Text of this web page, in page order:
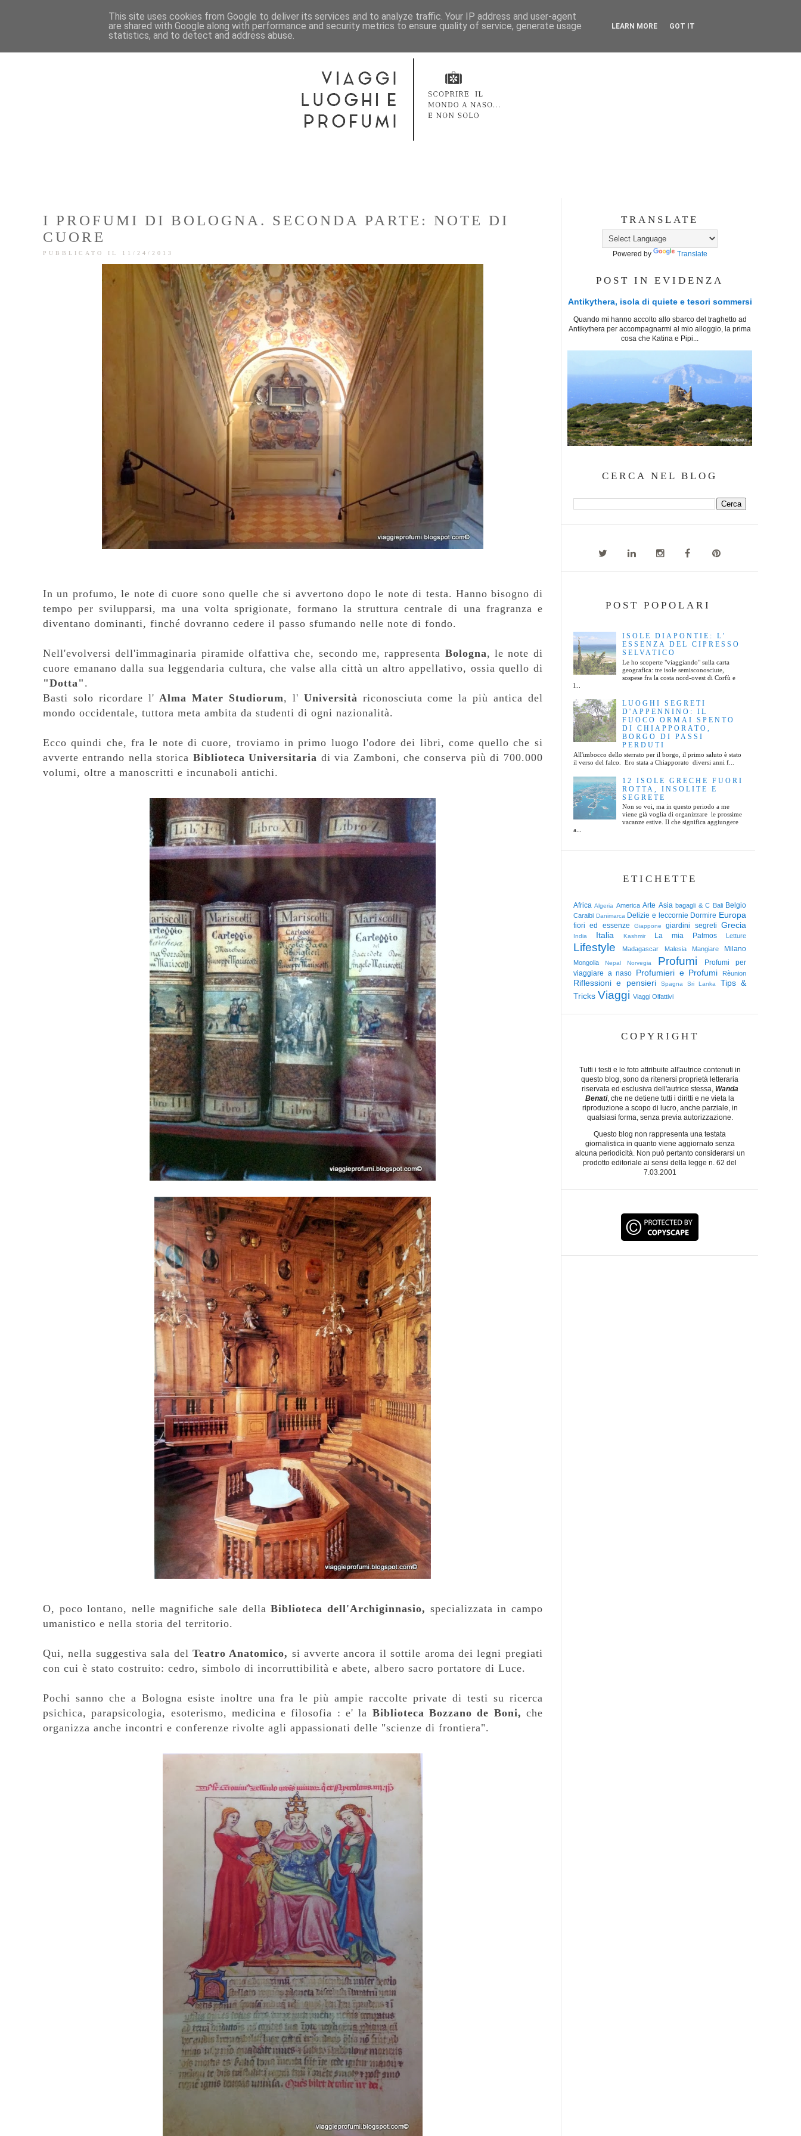
I PROFUMI DI BOLOGNA. SECONDA PARTE: NOTE DI
CUORE
PUBBLICATO IL 11/24/2013
In un profumo, le note di cuore sono quelle che si avvertono dopo le note di testa. Hanno bisogno di
tempo per svilupparsi, ma una volta sprigionate, formano la struttura centrale di una fragranza e
diventano dominanti, finché dovranno cedere il passo sfumando nelle note di fondo.
Nell'evolversi dell'immaginaria piramide olfattiva che, secondo me, rappresenta Bologna, le note di
cuore emanano dalla sua leggendaria cultura, che valse alla città un altro appellativo, ossia quello di
"Dotta" .
Basti solo ricordare l' Alma Mater Studiorum, l' Università riconosciuta come la più antica del
mondo occidentale, tuttora meta ambita da studenti di ogni nazionalità.
Ecco quindi che, fra le note di cuore, troviamo in primo luogo l'odore dei libri, come quello che si
avverte entrando nella storica Biblioteca Universitaria di via Zamboni, che conserva più di 700.000
volumi, oltre a manoscritti e incunaboli antichi.
O, poco lontano, nelle magnifiche sale dellaBiblioteca dell'Archiginnasio, specializzata in campo
umanistico e nella storia del territorio.
Qui, nella suggestiva sala del Teatro Anatomico, si avverte ancora il sottile aroma dei legni pregiati
con cui è stato costruito: cedro, simbolo di incorruttibilità e abete, albero sacro portatore di Luce.
Pochi sanno che a Bologna esiste inoltre una fra le più ampie raccolte private di testi su ricerca
psichica, parapsicologia, esoterismo, medicina e filosofia : e' la Biblioteca Bozzano de Boni, che
organizza anche incontri e conferenze rivolte agli appassionati delle "scienze di frontiera".
TRANSLATE
Powered by Translate
POST IN EVIDENZA
Antikythera, isola di quiete e tesori sommersi
Quando mi hanno accolto allo sbarco del traghetto ad
Antikythera per accompagnarmi al mio alloggio, la prima
cosa che Katina e Pipi...
CERCA NEL BLOG
POST POPOLARI
ISOLE DIAPONTIE: L'
ESSENZA DEL CIPRESSO
SELVATICO
Le ho scoperte "viaggiando" sulla carta
geografica: tre isole semisconosciute,
sospese fra la costa nord-ovest di Corfù e
l...
LUOGHI SEGRETI
D'APPENNINO: IL
FUOCO ORMAI SPENTO
DI CHIAPPORATO,
BORGO DI PASSI
PERDUTI
All'imbocco dello sterrato per il borgo, il primo saluto è stato
il verso del falco. Ero stata a Chiapporato diversi anni f...
12 ISOLE GRECHE FUORI
ROTTA, INSOLITE E
SEGRETE
Non so voi, ma in questo periodo a me
viene già voglia di organizzare le prossime
vacanze estive. Il che significa aggiungere
a...
ETICHETTE
Africa Algeria America Arte Asia bagagli & C Bali Belgio
Caraibi Danimarca Delizie e leccornie Dormire Europa
fiori ed essenze Giappone giardini segreti Grecia
India Italia Kashmir La mia Patmos Letture
Lifestyle Madagascar Malesia Mangiare Milano
Mongolia Nepal Norvegia Profumi
Profumi per
viaggiare a naso Profumieri e Profumi Rèunion
Riflessioni e pensieri Spagna Sri Lanka
Tips &
Tricks Viaggi Viaggi Olfattivi
COPYRIGHT
Tutti i testi e le foto attribuite all'autrice contenuti in
questo blog, sono da ritenersi proprietà letteraria
riservata ed esclusiva dell'autrice stessa, Wanda
Benati, che ne detiene tutti i diritti e ne vieta la
riproduzione a scopo di lucro, anche parziale, in
qualsiasi forma, senza previa autorizzazione.
Questo blog non rappresenta una testata
giornalistica in quanto viene aggiornato senza
alcuna periodicità. Non può pertanto considerarsi un
prodotto editoriale ai sensi della legge n. 62 del
7.03.2001
This site uses cookies from Google to deliver its services and to analyze traffic. Your IP address and user-agent
are shared with Google along with performance and security metrics to ensure quality of service, generate usage
statistics, and to detect and address abuse.
LEARN MORE GOT IT